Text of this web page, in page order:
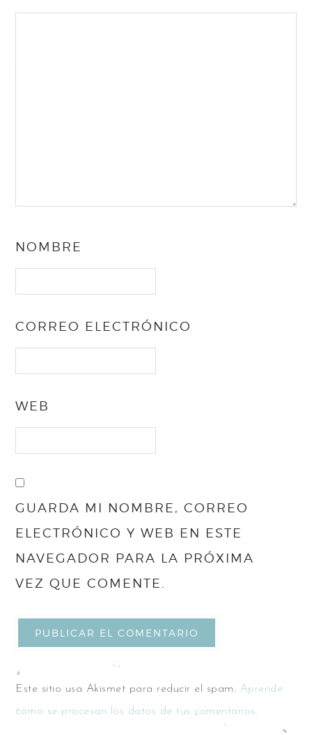
NOMBRE
CORREO ELECTRÓNICO
WEB
GUARDA MI NOMBRE, CORREO
ELECTRÓNICO Y WEB EN ESTE
NAVEGADOR PARA LA PRÓXIMA
VEZ QUE COMENTE.
Este sitio usa Akismet para reducir el spam. Aprende
cómo se procesan los datos de tus comentarios.